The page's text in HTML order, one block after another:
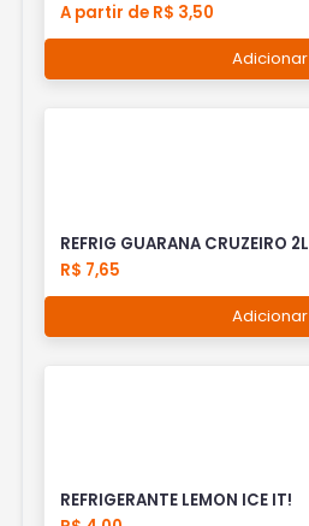
A partir de R$ 3,50
Adicionar
REFRIG GUARANA CRUZEIRO 2L
R$ 7,65
Adicionar
REFRIGERANTE LEMON ICE IT!